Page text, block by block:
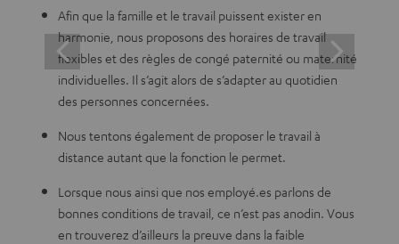
Afin que la famille et le travail puissent exister en
harmonie, nous proposons des horaires de travail
flexibles et des règles de congé paternité ou maternité
individuelles. Il s’agit alors de s’adapter au quotidien
des personnes concernées.
Nous tentons également de proposer le travail à
distance autant que la fonction le permet.
Lorsque nous ainsi que nos employé.es parlons de
bonnes conditions de travail, ce n’est pas anodin. Vous
en trouverez d’ailleurs la preuve dans la faible